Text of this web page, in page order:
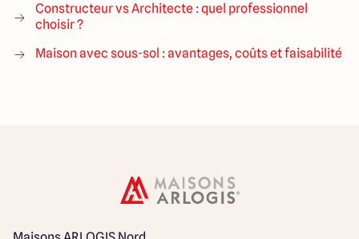
Constructeur vs Architecte : quel professionnel
choisir ?
Maison avec sous-sol : avantages, coûts et faisabilité